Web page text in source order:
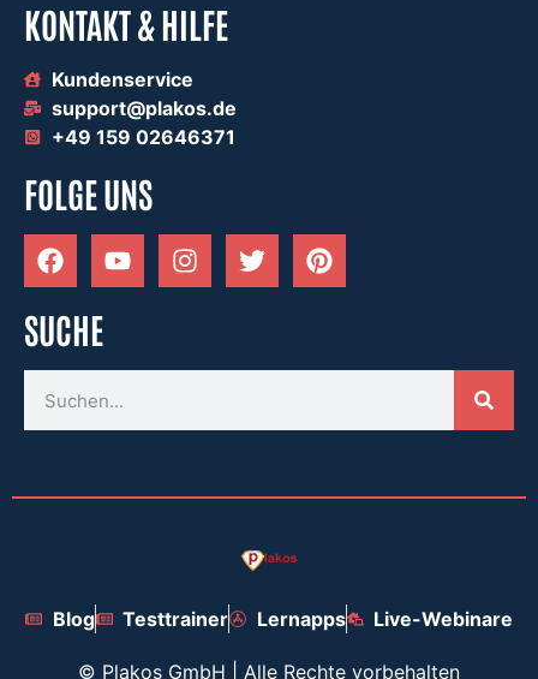
KONTAKT & HILFE
Kundenservice
support@plakos.de
+49 159 02646371
FOLGE UNS
SUCHE
Blog Testtrainer Lernapps Live-Webinare
© Plakos GmbH | Alle Rechte vorbehalten